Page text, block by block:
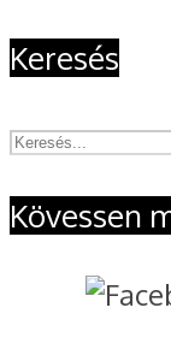
Keresés
Kövessen